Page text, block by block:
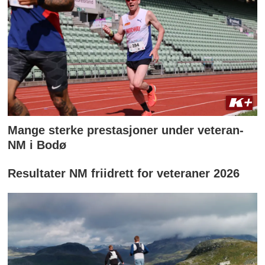
Mange sterke prestasjoner under veteran-
NM i Bodø
Resultater NM friidrett for veteraner 2026